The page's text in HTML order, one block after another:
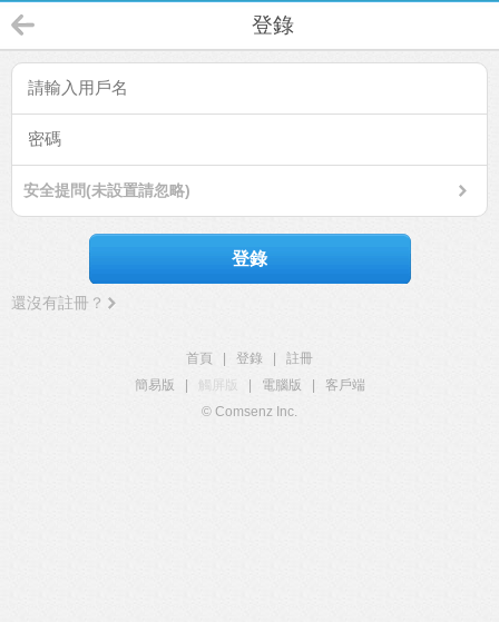
登錄
安全提問(未設置請忽略)
登錄
還沒有註冊？
首頁 登錄
註冊
簡易版
觸屏版 電腦版
客戶端
© Comsenz Inc.